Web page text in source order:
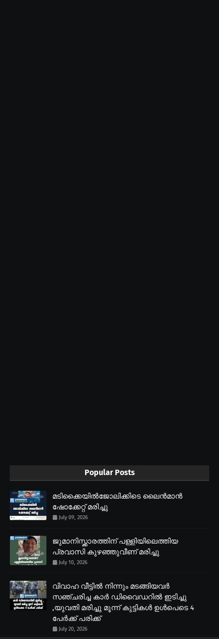
Popular Posts
മടിക്കൈയിൽജോലിക്കിടെ ലൈൻമാൻ
ഷോക്കേറ്റ് മരിച്ചു
July 09, 2026
ജുമാനിസ്ക്കാരത്തിന് പള്ളിയിലെത്തിയ
പ്രവാസി കുഴഞ്ഞുവീണ് മരിച്ചു
July 10, 2026
വിവാഹ വീട്ടിൽ നിന്നും മടങ്ങിയവർ
സഞ്ചരിച്ച കാർ ഡിവൈഡറിൽ ഇടിച്ചു
,യുവതി മരിച്ചു മൂന്ന് കുട്ടികൾ ഉൾപെടെ 4
പേർക്ക് പരിക്ക്
July 20, 2026